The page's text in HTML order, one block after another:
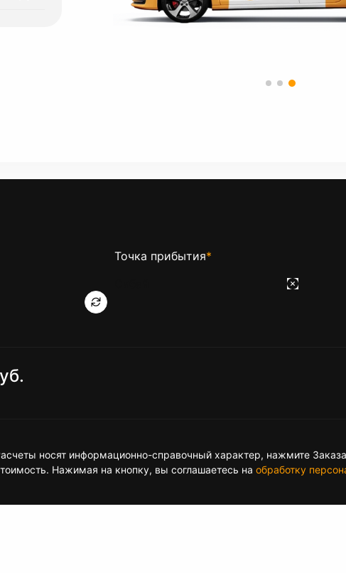
Точка прибытия*
носят информационно-справочный характер, нажмите
Нажимая на кнопку, вы соглашаетесь на обработку